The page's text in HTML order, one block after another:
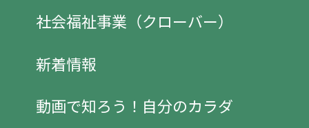
社会福祉事業（クローバー）
新着情報
動画で知ろう！自分のカラダ